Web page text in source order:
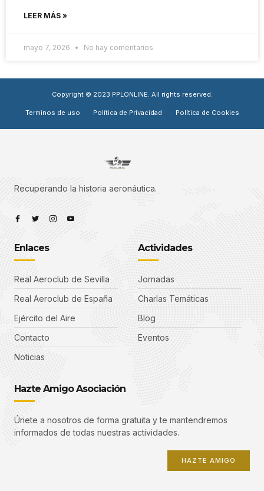
LEER MÁS »
mayo 7, 2026 No hay comentarios
Copyright © 2023 PPLONLINE. All rights reserved.
Terminos de uso Política de Privacidad Política de Cookies
Recuperando la historia aeronáutica.
Enlaces
Real Aeroclub de Sevilla
Real Aeroclub de España
Ejército del Aire
Contacto
Noticias
Actividades
Jornadas
Charlas Temáticas
Blog
Eventos
Hazte Amigo Asociación
Únete a nosotros de forma gratuita y te mantendremos
informados de todas nuestras actividades.
HAZTE AMIGO